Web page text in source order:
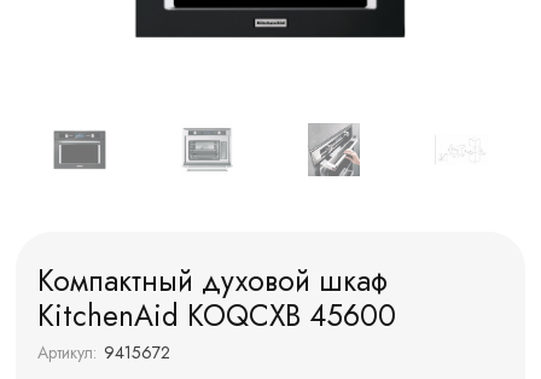
Компактный духовой шкаф
KitchenAid KOQCXB 45600
Артикул: 9415672